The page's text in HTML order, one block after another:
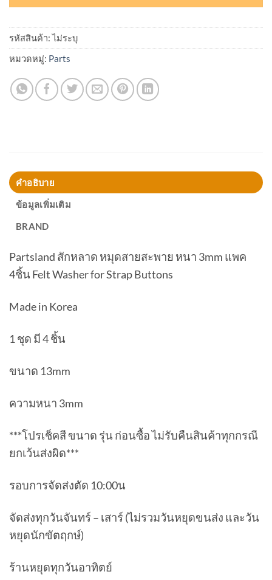
รหัสสินค้า:ไม่ระบุ
หมวดหมู่: Parts
คำอธิบาย
ข้อมูลเพิ่มเติม
BRAND
Partsland สักหลาด หมุดสายสะพาย หนา 3mm แพค
4ชิ้น Felt Washer for Strap Buttons
Made in Korea
1 ชุด มี 4 ชิ้น
ขนาด 13mm
ความหนา 3mm
***โปรเช็คสี ขนาด รุ่น ก่อนซื้อ ไม่รับคืนสินค้าทุกกรณี
ยกเว้นส่งผิด***
รอบการจัดส่งตัด 10:00น
จัดส่งทุกวันจันทร์ – เสาร์ (ไม่รวมวันหยุดขนส่ง และวัน
หยุดนักขัตฤกษ์)
ร้านหยุดทุกวันอาทิตย์